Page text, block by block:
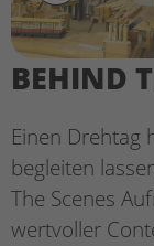
BEHIND
Einen Drehtag
begleiten
The Scenes
wertvoller